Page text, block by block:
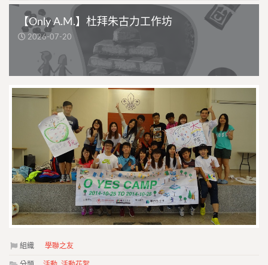
【Only A.M.】杜拜朱古力工作坊
2026-07-20
組織 學聯之友